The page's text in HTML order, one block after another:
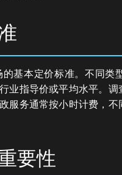
基本定价标准。不同类
业指导价或平均水平。
服务通常按小时计费，
要性